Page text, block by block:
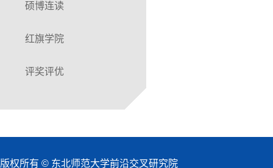
硕博连读
红旗学院
评奖评优
版权所有 © 东北师范大学前沿交叉研究院